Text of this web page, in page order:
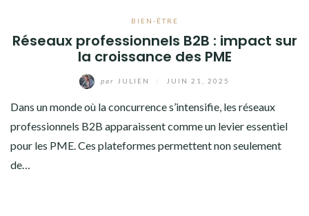
BIEN-ÊTRE
Réseaux professionnels B2B : impact sur
la croissance des PME
par JULIEN JUIN 21, 2025
Dans un monde où la concurrence s’intensifie, les réseaux
professionnels B2B apparaissent comme un levier essentiel
pour les PME. Ces plateformes permettent non seulement
de…